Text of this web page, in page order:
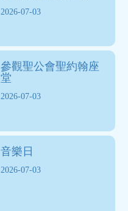
2026-07-03
參觀聖公會聖約翰座
堂
2026-07-03
音樂日
2026-07-03